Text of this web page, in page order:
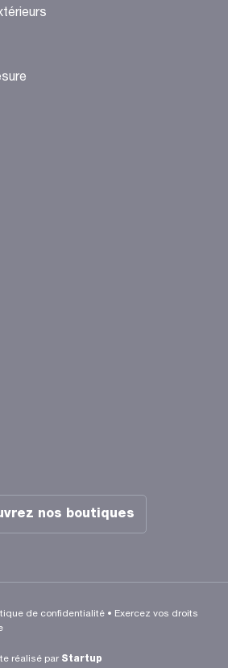
nos boutiques
de confidentialité• Exercez vos droits
réalisé par Startup